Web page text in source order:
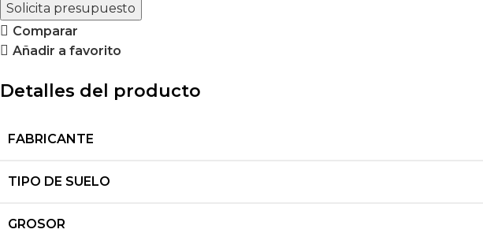
Solicita presupuesto
Comparar
Añadir a favorito
Detalles del producto
FABRICANTE
TIPO DE SUELO
GROSOR